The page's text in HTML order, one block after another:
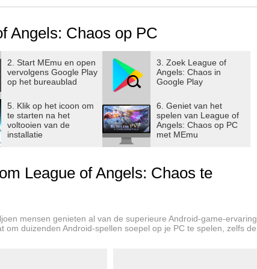
power!
the tide of battle.
add more strategy to the combat.
their own skill sets and play styles.
honor and the glory of his order. Wielding massive
forces at his fingertips. Possessing generations of
mark. Trained by the ancient elves, her mastery of the bow
Angels: Chaos op PC
2. Start MEmu en open
vervolgens Google Play
op het bureaublad
3. Zoek League of
Angels: Chaos in
Google Play
5. Klik op het icoon om
te starten na het
voltooien van de
installatie
6. Geniet van het
spelen van League of
Angels: Chaos op PC
met MEmu
League of Angels: Chaos te
mensen genieten al van de superieure Android-game-ervaring.
om duizenden Android-spellen soepel op je PC te spelen, zelfs de